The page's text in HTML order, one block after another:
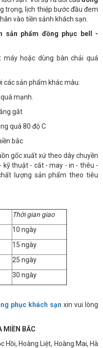
trọng, lịch thiệp bước đầu đem
vào tiền sảnh khách sạn.
sản phẩm đồng phục bell -
hoặc dùng bàn chải quá
các sản phẩm khác màu.
mạnh.
gắt
quá 80 độ C
bắc
gốc xuất xứ theo dây chuyền
thuật - cắt - may - in - thêu -
lượng sản phẩm theo tiêu
Thời gian giao
10 ngày
15 ngày
25 ngày
30 ngày
phục khách sạn xin vui lòng
MIỀN BẮC
Liệt, Hoàng Mai, Hà